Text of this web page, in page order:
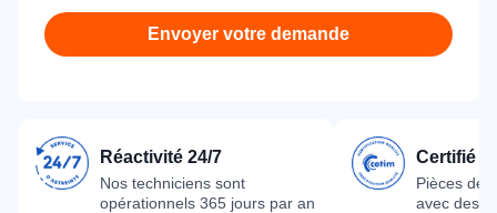
Envoyer votre demande
Réactivité 24/7
Nos techniciens sont
opérationnels 365 jours par an
Certifié
Pièces
avec des